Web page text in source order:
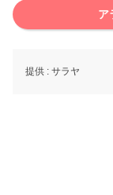
ア
提供 : サラヤ